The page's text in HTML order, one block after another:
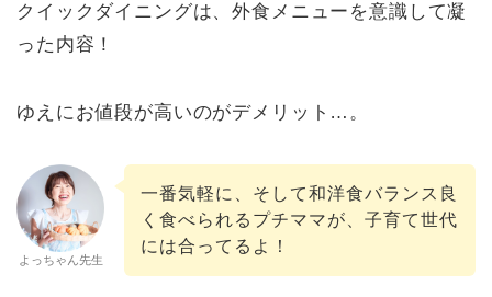
クイックダイニングは、外食メニューを意識して凝
った内容！
ゆえにお値段が高いのがデメリット…。
よっちゃん先生
一番気軽に、そして和洋食バランス良
く食べられるプチママが、子育て世代
には合ってるよ！